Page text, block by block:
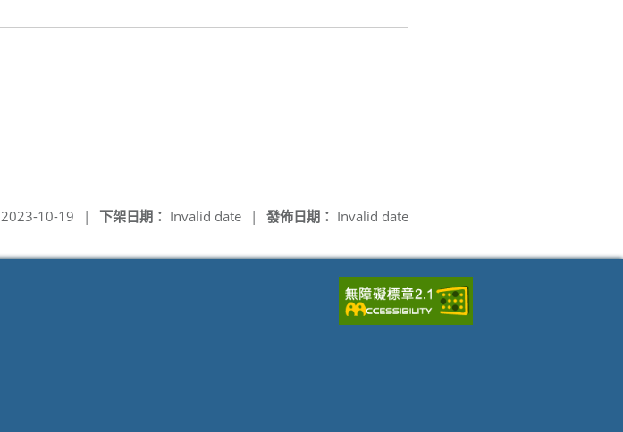
發佈日期： Invalid date
下架日期： Invalid date |
2023-10-19 |